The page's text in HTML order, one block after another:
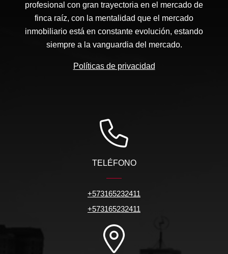
profesional con gran trayectoria en el mercado de
finca raíz, con la mentalidad que el mercado
inmobiliario está en constante evolución, estando
siempre a la vanguardia del mercado.
Políticas de privacidad
TELÉFONO
+573165232411
+573165232411